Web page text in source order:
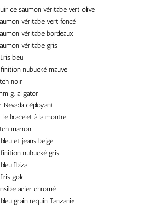
de saumon véritable vert olive
véritable vert foncé
véritable bordeaux
véritable gris
bleu
nubucké mauve
noir
g. alligator
déployant
bracelet à la montre
marron
et jeans beige
nubucké gris
Ibiza
gold
acier chromé
grain requin Tanzanie